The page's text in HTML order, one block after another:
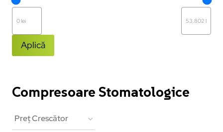
Aplică
Compresoare Stomatologice